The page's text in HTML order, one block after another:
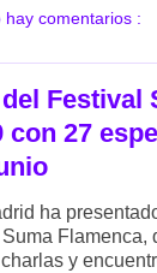
hay comentarios :
Festival
con 27
ha
Flamenca,
y